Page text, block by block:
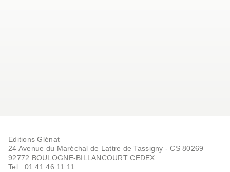
Editions Glénat
24 Avenue du Maréchal de Lattre de Tassigny - CS 80269
92772 BOULOGNE-BILLANCOURT CEDEX
Tel : 01.41.46.11.11